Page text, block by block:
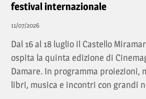
festival internazionale
11/07/2026
Dal 16 al 18 luglio il Castello
ospita la quinta edizione di
Damare. In programma proiezioni,
libri, musica e incontri con grandi